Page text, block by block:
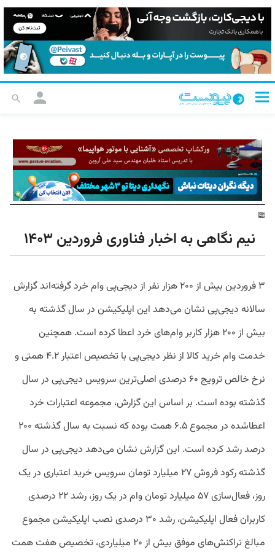
نیم نگاهی به اخبار فناوری فروردین ۱۴۰۳
۳ فروردین بیش از ۲۰۰ هزار نفر از دیجی‌پی وام خرد گرفته‌اند گزارش
سالانه دیجی‌پی نشان می‌دهد این اپلیکیشن در سال گذشته به
بیش از ۲۰۰ هزار کاربر وام‌های خرد اعطا کرده است. همچنین
خدمت وام خرید کالا از نظر دیجی‌پی با تخصیص اعتبار ۴.۲ همتی و
نرخ خالص ترویج ۶۰ درصدی اصلی‌ترین سرویس دیجی‌پی در سال
گذشته بوده است. بر اساس این گزارش، مجموعه اعتبارات خرد
اعطاشده در مجموع ۶.۵ همت بوده که نسبت به سال گذشته ۲۰۰
درصد رشد کرده است. این گزارش نشان می‌دهد دیجی‌پی در سال
گذشته رکود فروش ۲۷ میلیارد تومان سرویس خرید اعتباری در یک
روز، فعال‌سازی ۵۷ میلیارد تومان وام در یک روز، رشد ۲۲ درصدی
کاربران فعال اپلیکیشن، رشد ۳۰ درصدی نصب اپلیکیشن مجموع
مبالغ تراکنش‌های موفق بیش از ۲۰ میلیاردی، تخصیص هفت همت